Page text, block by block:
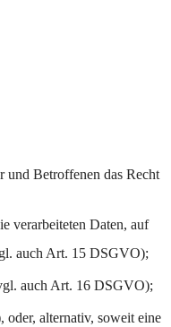
und Betroffenen das Recht
verarbeiteten Daten, auf
auch Art. 15 DSGVO);
auch Art. 16 DSGVO);
alternativ, soweit eine